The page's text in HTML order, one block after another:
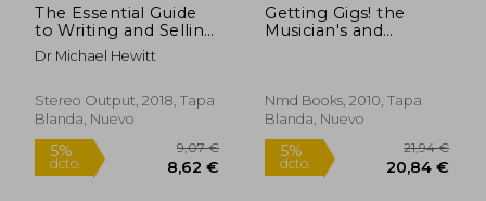
5%
The Essential Guide
to Writing and Selling
Production Music (en
Inglés)
Dr Michael Hewitt
Stereo Output, 2018, Tapa
Blanda, Nuevo
Getting Gigs! the
Musician's and
(en Inglés)
Nmd Books, 2010, Tapa
Blanda, Nuevo